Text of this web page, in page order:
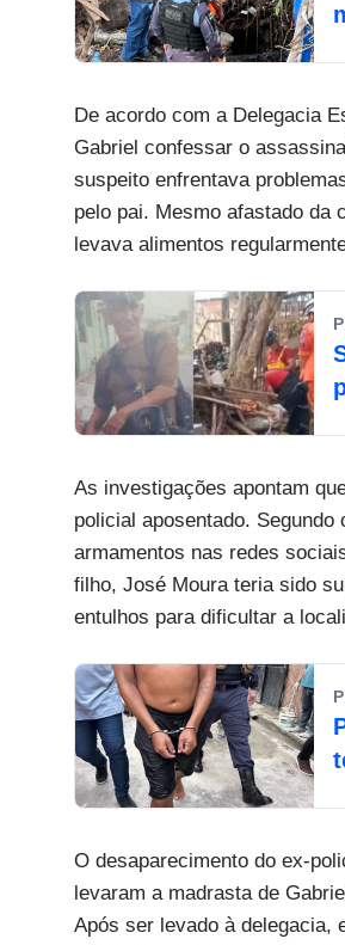
De acordo com a Delegacia
Gabriel confessar o
suspeito enfrentava
pelo pai. Mesmo afastado da
levava alimentos
As investigações apontam
policial aposentado.
armamentos nas redes
filho, José Moura teria sido
entulhos para dificultar a
O desaparecimento do ex-
levaram a madrasta de
Após ser levado à delegacia,